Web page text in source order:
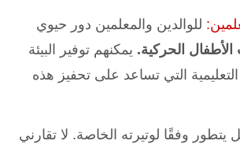
للوالدين والمعلمين دور حيوي
الحركية. يمكنهم توفير البيئة
التعليمية التي تساعد على تحفيز هذه
وفقًا لوتيرته الخاصة. لا تقارني